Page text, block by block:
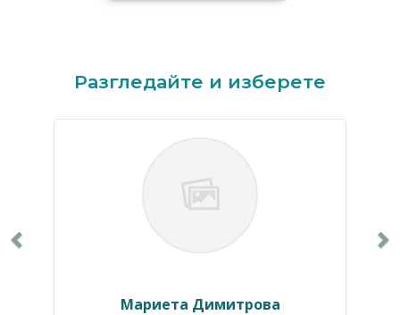
Разгледайте и изберете
Мариета Димитрова